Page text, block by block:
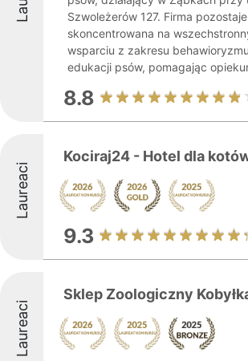
Szwoleżerów 127. Firma pozostaje
skoncentrowana na
wsparciu z zakresu
edukacji psów, pomagając
8.8
Laureaci
Kociraj24 - Hotel dla
9.3
Laureaci
Sklep Zoologiczny